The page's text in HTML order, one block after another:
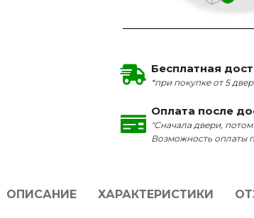
Бесплатная
*при покупке от 5
Оплата после
"Сначала двери,
Возможность оплаты
ОПИСАНИЕ ХАРАКТЕРИСТИКИ